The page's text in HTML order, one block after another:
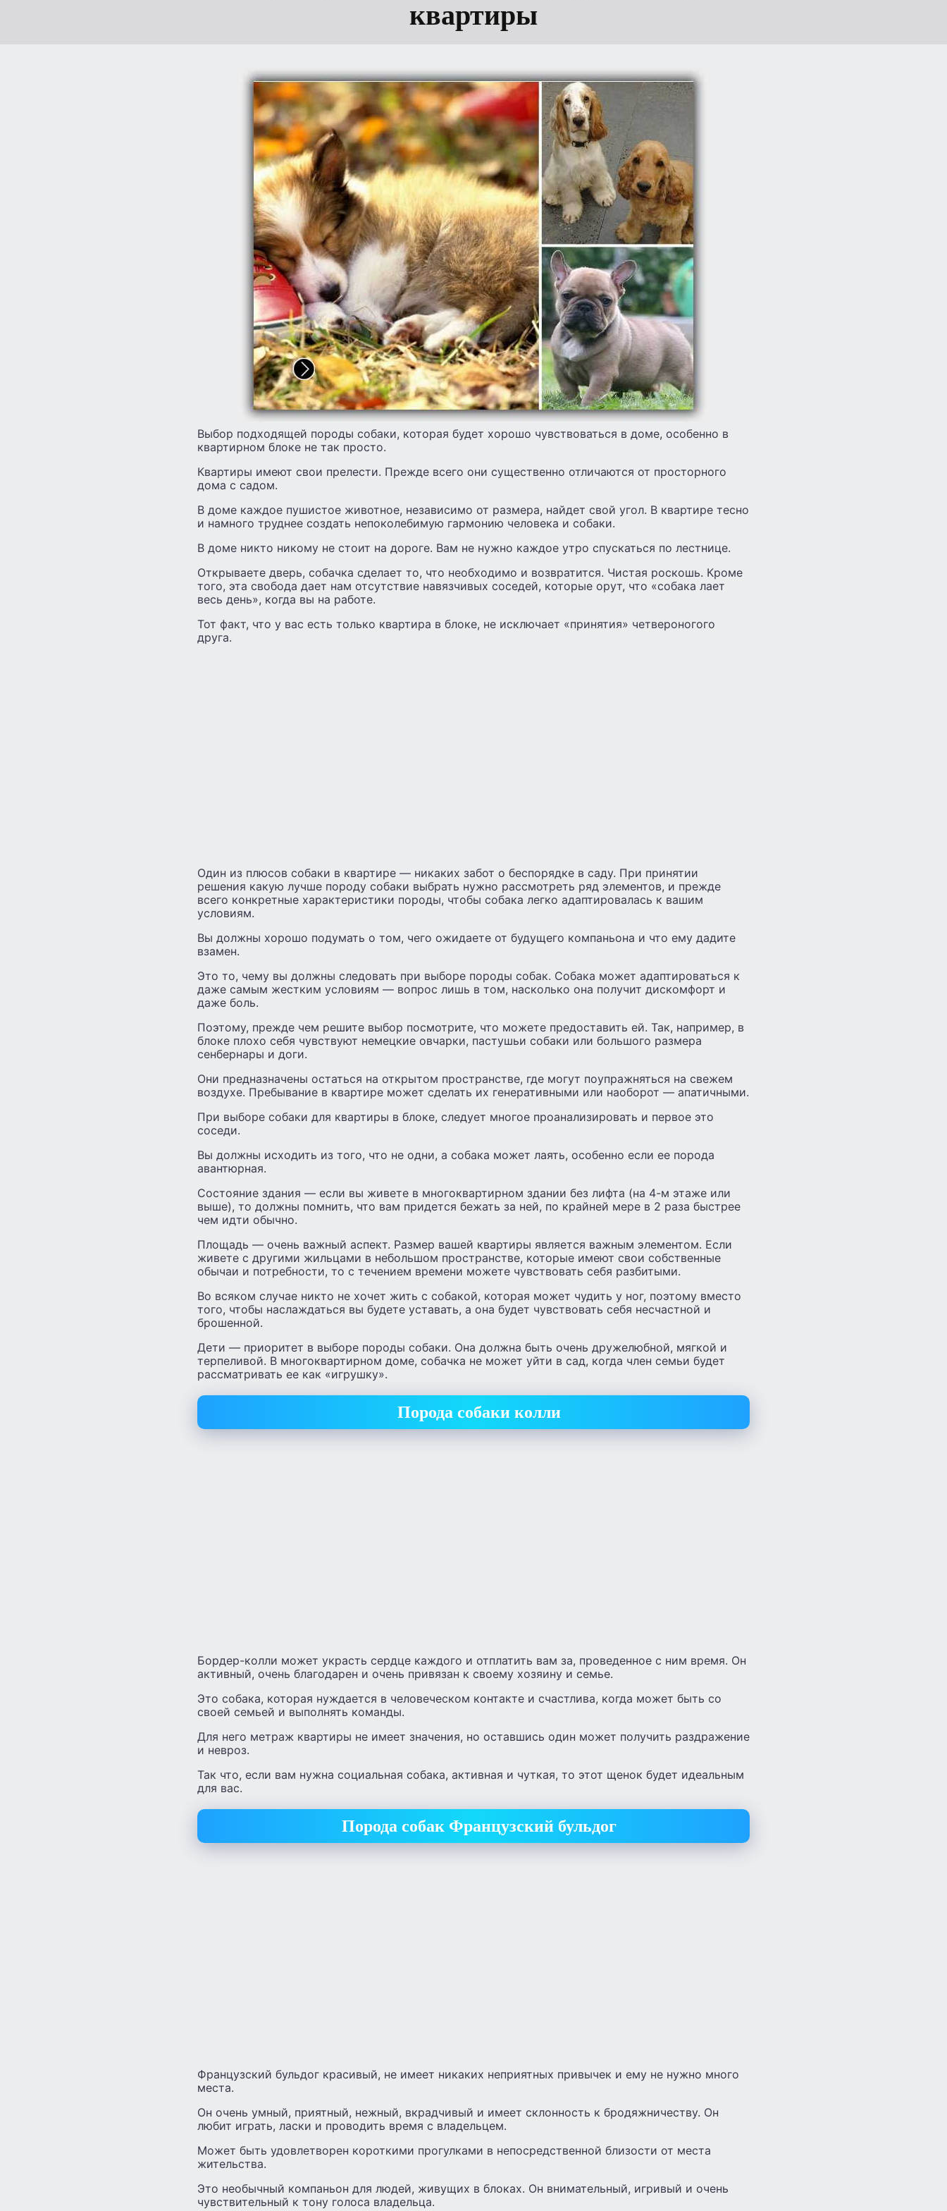
квартиры
Выбор подходящей породы собаки, которая будет хорошо чувствоваться в доме, особенно в
квартирном блоке не так просто.
Квартиры имеют свои прелести. Прежде всего они существенно отличаются от просторного
дома с садом.
В доме каждое пушистое животное, независимо от размера, найдет свой угол. В квартире тесно
и намного труднее создать непоколебимую гармонию человека и собаки.
В доме никто никому не стоит на дороге. Вам не нужно каждое утро спускаться по лестнице.
Открываете дверь, собачка сделает то, что необходимо и возвратится. Чистая роскошь. Кроме
того, эта свобода дает нам отсутствие навязчивых соседей, которые орут, что «собака лает
весь день», когда вы на работе.
Тот факт, что у вас есть только квартира в блоке, не исключает «принятия» четвероногого
друга.
Один из плюсов собаки в квартире — никаких забот о беспорядке в саду. При принятии
решения какую лучше породу собаки выбрать нужно рассмотреть ряд элементов, и прежде
всего конкретные характеристики породы, чтобы собака легко адаптировалась к вашим
условиям.
Вы должны хорошо подумать о том, чего ожидаете от будущего компаньона и что ему дадите
взамен.
Это то, чему вы должны следовать при выборе породы собак. Собака может адаптироваться к
даже самым жестким условиям — вопрос лишь в том, насколько она получит дискомфорт и
даже боль.
Поэтому, прежде чем решите выбор посмотрите, что можете предоставить ей. Так, например, в
блоке плохо себя чувствуют немецкие овчарки, пастушьи собаки или большого размера
сенбернары и доги.
Они предназначены остаться на открытом пространстве, где могут поупражняться на свежем
воздухе. Пребывание в квартире может сделать их генеративными или наоборот — апатичными.
При выборе собаки для квартиры в блоке, следует многое проанализировать и первое это
соседи.
Вы должны исходить из того, что не одни, а собака может лаять, особенно если ее порода
авантюрная.
Состояние здания — если вы живете в многоквартирном здании без лифта (на 4-м этаже или
выше), то должны помнить, что вам придется бежать за ней, по крайней мере в 2 раза быстрее
чем идти обычно.
Площадь — очень важный аспект. Размер вашей квартиры является важным элементом. Если
живете с другими жильцами в небольшом пространстве, которые имеют свои собственные
обычаи и потребности, то с течением времени можете чувствовать себя разбитыми.
Во всяком случае никто не хочет жить с собакой, которая может чудить у ног, поэтому вместо
того, чтобы наслаждаться вы будете уставать, а она будет чувствовать себя несчастной и
брошенной.
Дети — приоритет в выборе породы собаки. Она должна быть очень дружелюбной, мягкой и
терпеливой. В многоквартирном доме, собачка не может уйти в сад, когда член семьи будет
рассматривать ее как «игрушку».
Порода собаки колли
Бордер-колли может украсть сердце каждого и отплатить вам за, проведенное с ним время. Он
активный, очень благодарен и очень привязан к своему хозяину и семье.
Это собака, которая нуждается в человеческом контакте и счастлива, когда может быть со
своей семьей и выполнять команды.
Для него метраж квартиры не имеет значения, но оставшись один может получить раздражение
и невроз.
Так что, если вам нужна социальная собака, активная и чуткая, то этот щенок будет идеальным
для вас.
Порода собак Французский бульдог
Французский бульдог красивый, не имеет никаких неприятных привычек и ему не нужно много
места.
Он очень умный, приятный, нежный, вкрадчивый и имеет склонность к бродяжничеству. Он
любит играть, ласки и проводить время с владельцем.
Может быть удовлетворен короткими прогулками в непосредственной близости от места
жительства.
Это необычный компаньон для людей, живущих в блоках. Он внимательный, игривый и очень
чувствительный к тону голоса владельца.